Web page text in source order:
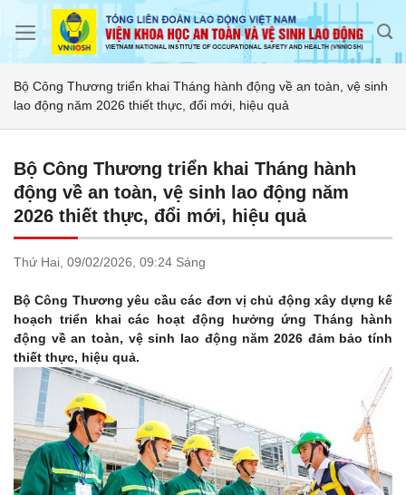
Bộ Công Thương triển khai Tháng hành động về an toàn, vệ sinh
lao động năm 2026 thiết thực, đổi mới, hiệu quả
Bộ Công Thương triển khai Tháng hành
động về an toàn, vệ sinh lao động năm
2026 thiết thực, đổi mới, hiệu quả
Thứ Hai, 09/02/2026, 09:24 Sáng
Bộ Công Thương yêu cầu các đơn vị chủ động xây dựng kế
hoạch triển khai các hoạt động hưởng ứng Tháng hành
động về an toàn, vệ sinh lao động năm 2026 đảm bảo tính
thiết thực, hiệu quả.